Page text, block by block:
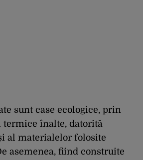
sunt case ecologice, prin
înalte, datorită
al materialelor folosite
asemenea, fiind construite